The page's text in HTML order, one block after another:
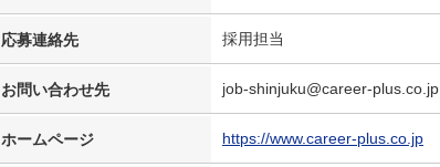
応募連絡先 採用担当
お問い合わせ先 job-shinjuku@career-plus.co.jp
ホームページ https://www.career-plus.co.jp